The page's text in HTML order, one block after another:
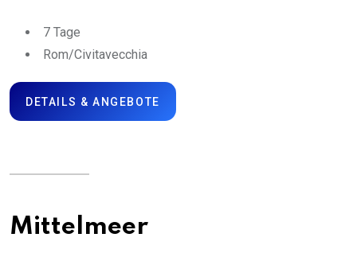
7 Tage
Rom/Civitavecchia
DETAILS & ANGEBOTE
Mittelmeer